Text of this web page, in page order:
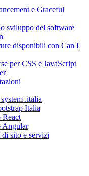
e Graceful
sviluppo del software
disponibili con Can I
per CSS e JavaScript
.italia
Italia
React
Angular
sito e servizi